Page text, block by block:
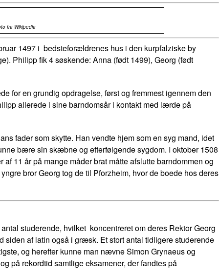
fra Wikipedia
1497 i bedsteforældrenes hus i den kurpfalziske by
Philipp fik 4 søskende: Anna (født 1499), Georg (født
for en grundig opdragelse, først og fremmest igennem den
allerede i sine barndomsår i kontakt med lærde på
fader som skytte. Han vendte hjem som en syg mand, idet
bære sin skæbne og efterfølgende sygdom. I oktober 1508
11 år på mange måder brat måtte afslutte barndommen og
bror Georg tog de til Pforzheim, hvor de boede hos deres
studerende, hvilket koncentreret om deres Rektor Georg
af latin også i græsk. Et stort antal tidligere studerende
og herefter kunne man nævne Simon Grynaeus og
på rekordtid samtlige eksamener, der fandtes på